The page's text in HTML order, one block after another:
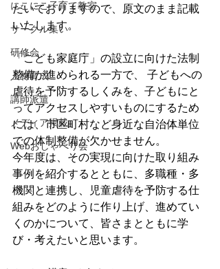
にこにこ子育て教室
サークル集い
研修会
人材育成
講師派遣
メディア掲載
Webおしゃべり会
だいておりますので、原文のまま記載
いたします。
「こども家庭庁」の設立に向けた法制
整備が進められる一方で、 子どもへの
虐待を予防するしくみを、子どもにと
ってアクセスしやすいものにするため
には、市区町村など身近な自治体単位
での体制整備が欠かせません。
今年度は、その実現に向けた取り組み
事例を紹介するとともに、多職種・多
機関と連携し、児童虐待を予防する仕
組みをどのように作り上げ、進めてい
くのかについて、皆さまとともに学
び・考えたいと思います。